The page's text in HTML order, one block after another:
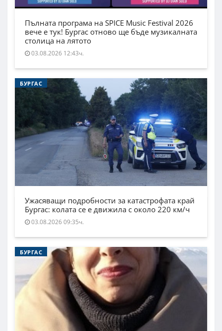
Пълната програма на SPICE Music Festival 2026
вече е тук! Бургас отново ще бъде музикалната
столица на лятото
03.08.2026 12:43ч.
БУРГАС
Ужасяващи подробности за катастрофата край
Бургас: колата се е движила с около 220 км/ч
03.08.2026 09:35ч.
БУРГАС